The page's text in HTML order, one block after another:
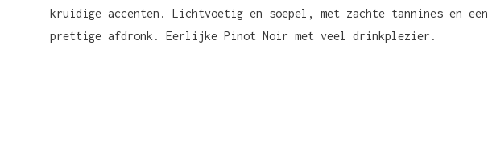
kruidige accenten. Lichtvoetig en soepel, met zachte tannines en een
prettige afdronk. Eerlijke Pinot Noir met veel drinkplezier.